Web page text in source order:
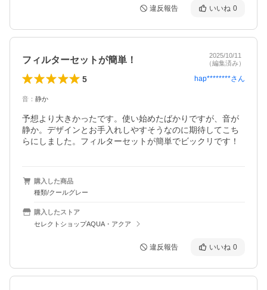
違反報告 いいね 0
フィルターセットが簡単！
2025/10/11
（編集済み）
5 hap********さん
音 ： 静か
予想より大きかったです。使い始めたばかりですが、音が
静か。デザインとお手入れしやすそうなのに期待してこち
らにしました。フィルターセットが簡単でビックリです！
購入した商品
種類/クールグレー
購入したストア
セレクトショップAQUA・アクア
違反報告 いいね 0